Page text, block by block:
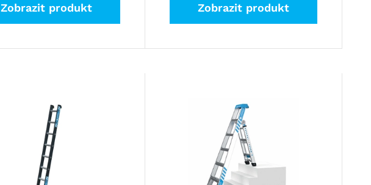
Zobrazit produkt Zobrazit produkt